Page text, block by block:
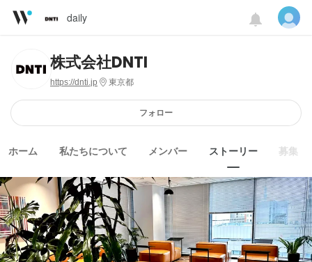
daily
株式会社DNTI
https://dnti.jp 東京都
フォロー
ホーム 私たちについて メンバー ストーリー 募集